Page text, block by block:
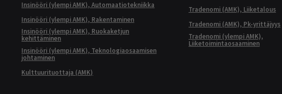
Insinööri (ylempi AMK), Automaatiotekniikka
Insinööri (ylempi AMK), Rakentaminen
Insinööri (ylempi AMK), Ruokaketjun
kehittäminen
Insinööri (ylempi AMK), Teknologiaosaamisen
johtaminen
Kulttuurituottaja (AMK)
Tradenomi (AMK), Liiketalous
Tradenomi (AMK), Pk-yrittäjyys
Tradenomi (ylempi AMK),
Liiketoimintaosaaminen